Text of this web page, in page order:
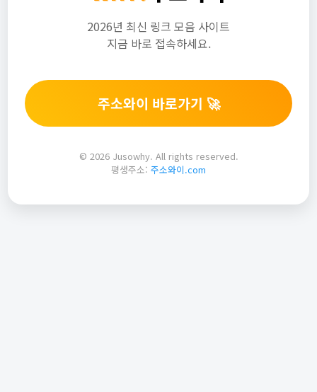
2026년 최신 링크 모음 사이트
지금 바로 접속하세요.
주소와이 바로가기 🚀
© 2026 Jusowhy. All rights reserved.
평생주소: 주소와이.com